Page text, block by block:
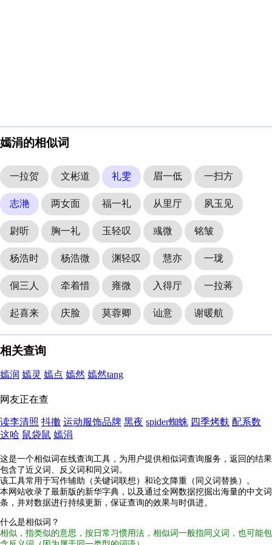
嫣涓的相似词
一拉贺 文彬道 礼雯 眉一低 一扫方
志滟 两女面 福一礼 从里厅 夙玉见
尉听 胸一礼 玉轻叹 彧微 铭皱
杨浩时 杨浩微 渊轻叹 慧亦 一珑
侗三人 牵着惜 雍微 入得厅 一拉蒋
起喜来 庆脸 莫蓉卿 讪意 谢暖航
相关查询
嫣润 嫣灵 嫣点 嫣然 嫣然tang
网友正在查
读李清照 抖擻 运动服饰品牌 黑夜 spider蜘蛛 四季烤麩 配系数
这哈 鼠袋鼠 嫣涓
这是一个相似词在线查询工具，为用户提供相似词查询服务，返回的结果
包含了近义词、反义词和同义词。
该工具常用于写作辅助（关键词联想）和论文降重（同义词替换）。
本网站收录了最新版的新华字典，以及通过全网数据挖掘出海量的中文词
条，并对数据进行持续更新，保证查询的效果与时俱进。
什么是相似词？
相似，指类似的意思，按日常习惯用法，相似词一般指同义词，也可能包